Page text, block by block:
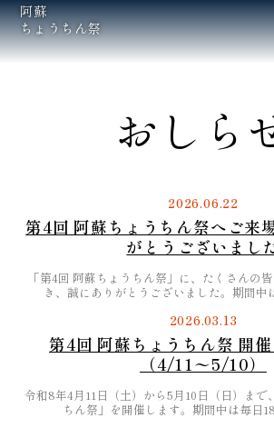
阿蘇
ちょうちん祭
おしら
2026.06.22
第4回 阿蘇ちょうちん祭へご来
がとうございまし
「第4回 阿蘇ちょうちん祭」に、たくさんの
き、誠にありがとうございました。期間中
2026.03.13
第4回 阿蘇ちょうちん祭 開
（4/11〜5/10）
令和8年4月11日（土）から5月10日（日）まで
ちん祭」を開催します。期間中は毎日